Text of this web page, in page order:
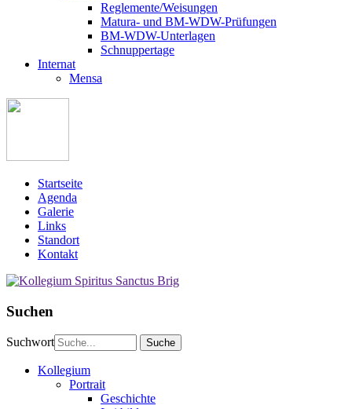
Reglemente/Weisungen
Matura- und BM-WDW-Prüfungen
BM-WDW-Unterlagen
Schnuppertage
Internat
Mensa
Startseite
Agenda
Galerie
Links
Standort
Kontakt
Suchen
Suchwort
Kollegium
Portrait
Geschichte